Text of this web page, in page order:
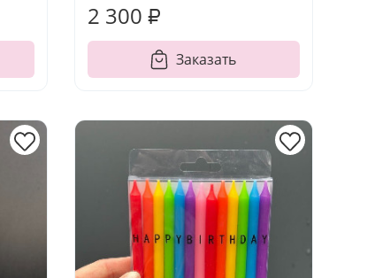
2 300 ₽
Заказать